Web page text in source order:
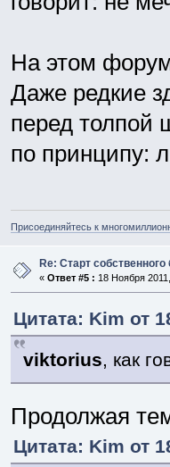
На этом
Даже редкие
перед
по принципу:
Присоединяйтесь к
Re: Старт собственного
« Ответ #5 : 18 Ноября
Цитата: Kim от
viktorius, как
Продолжая
Цитата: Kim от